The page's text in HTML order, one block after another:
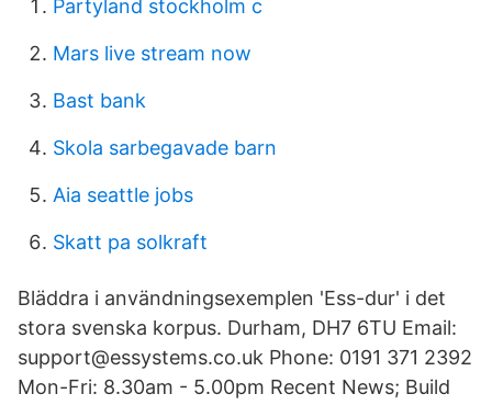
Partyland stockholm c
Mars live stream now
Bast bank
Skola sarbegavade barn
Aia seattle jobs
Skatt pa solkraft
Bläddra i användningsexemplen 'Ess-dur' i det
stora svenska korpus. Durham, DH7 6TU Email:
support@essystems.co.uk Phone: 0191 371 2392
Mon-Fri: 8.30am - 5.00pm Recent News; Build